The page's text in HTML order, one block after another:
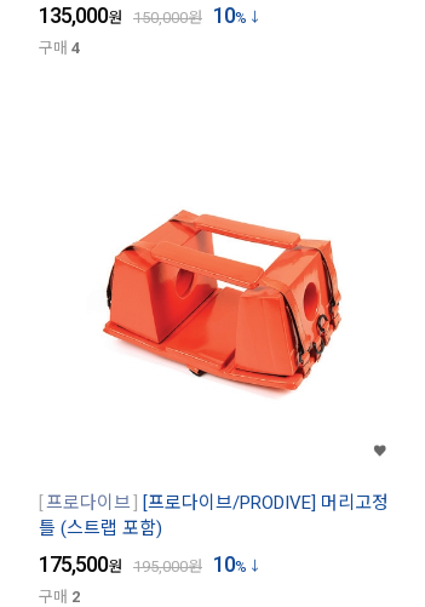
135,000원 150,000원 10%
구매 4
프로다이브
[프로다이브/PRODIVE] 머리고정
틀 (스트랩 포함)
175,500원 195,000원 10%
구매 2